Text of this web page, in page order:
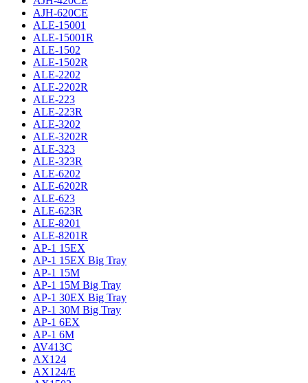
AJH-620CE
ALE-15001
ALE-15001R
ALE-1502
ALE-1502R
ALE-2202
ALE-2202R
ALE-223
ALE-223R
ALE-3202
ALE-3202R
ALE-323
ALE-323R
ALE-6202
ALE-6202R
ALE-623
ALE-623R
ALE-8201
ALE-8201R
AP-1 15EX
AP-1 15EX Big Tray
AP-1 15M
AP-1 15M Big Tray
AP-1 30EX Big Tray
AP-1 30M Big Tray
AP-1 6EX
AP-1 6M
AV413C
AX124
AX124/E